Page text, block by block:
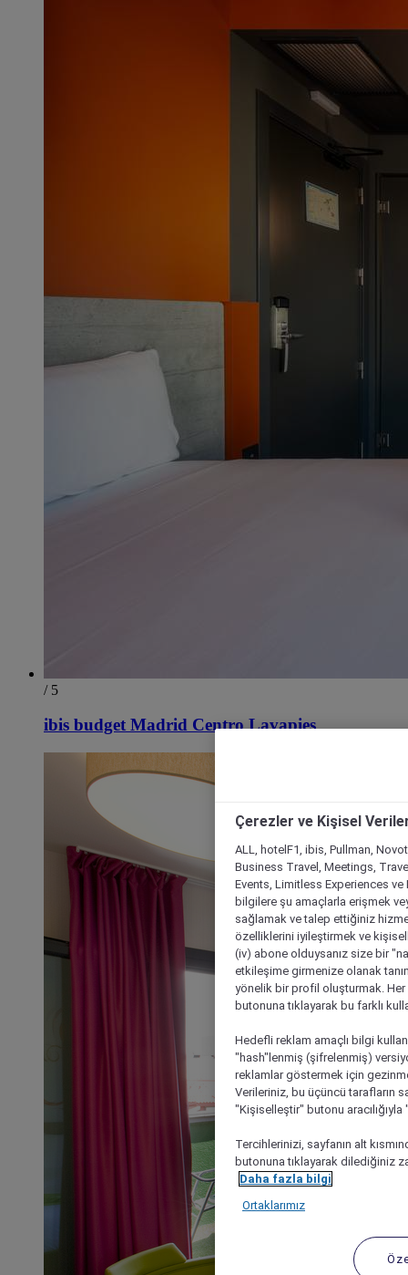
/ 5
ibis budget Madrid Centro Lavapies
Çerezler ve Kişisel
ALL, hotelF1, ibis, Pullman,
Business Travel, Meetings,
Events, Limitless Experiences
bilgilere şu amaçlarla erişmek
sağlamak ve talep ettiğiniz
özelliklerini iyileştirmek ve
(iv) abone olduysanız size bir
etkileşime girmenize olanak
yönelik bir profil oluşturmak.
butonuna tıklayarak bu farklı
Hedefli reklam amaçlı bilgi
"hash"lenmiş (şifrelenmiş)
reklamlar göstermek için
Verileriniz, bu üçüncü tarafların
"Kişiselleştir" butonu
Tercihlerinizi, sayfanın alt
butonuna tıklayarak dilediğiniz
Daha fazla bilgi
Ortaklarımız